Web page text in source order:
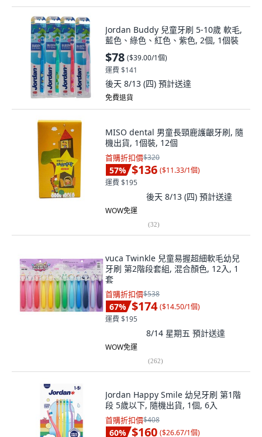
Jordan Buddy 兒童牙刷 5-10歲 軟毛,
藍色、綠色、紅色、紫色, 2個, 1個裝
$78 ($39.00/1個)
運費 $141
後天 8/13 (四) 預計送達
免費退貨
MISO dental 男童長頸鹿護齦牙刷, 隨
機出貨, 1個裝, 12個
首購折扣價$320
57% $136 ($11.33/1個)
運費 $195
後天 8/13 (四) 預計送達
WOW免運
(32)
vuca Twinkle 兒童易握超細軟毛幼兒
牙刷 第2階段套組, 混合顏色, 12入, 1
套
首購折扣價$538
67% $174 ($14.50/1個)
運費 $195
8/14 星期五 預計送達
WOW免運
(262)
Jordan Happy Smile 幼兒牙刷 第1階
段 5歲以下, 隨機出貨, 1個, 6入
首購折扣價$408
60% $160 ($26.67/1個)